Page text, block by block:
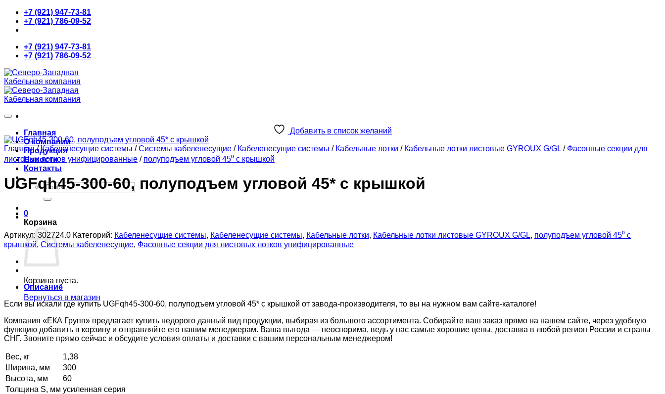
Skip
content
+7 (921) 947-73-81
+7 (921) 786-09-52
+7 (921) 947-73-81
+7 (921) 786-09-52
Главная
О компании
Продукция
Новости
Контакты
Искать:
0
Корзина
Корзина пуста.
Вернуться в магазин
Добавить в список желаний
Главная / Кабеленесущие системы / Системы кабеленесущие / Кабеленесущие системы / Кабельные лотки / Кабельные лотки листовые GYROUX G/GL / Фасонные секции для
листовых лотков унифицированные / полуподъем угловой 45⁰ с крышкой
UGFqh45-300-60, полуподъем угловой 45* с крышкой
Артикул: 302724.0 Категорий: Кабеленесущие системы, Кабеленесущие системы, Кабельные лотки, Кабельные лотки листовые GYROUX G/GL, полуподъем угловой 45⁰ с
крышкой, Системы кабеленесущие, Фасонные секции для листовых лотков унифицированные
Описание
Если вы искали где купить UGFqh45-300-60, полуподъем угловой 45* с крышкой от завода-производителя, то вы на нужном вам сайте-каталоге!
Компания «ЕКА Групп» предлагает купить недорого данный вид продукции, выбирая из большого ассортимента. Собирайте ваш заказ прямо на нашем сайте, через удобную
функцию добавить в корзину и отправляйте его нашим менеджерам. Ваша выгода — неоспорима, ведь у нас самые хорошие цены, доставка в любой регион России и страны
СНГ. Звоните прямо сейчас и обсудите условия оплаты и доставки с вашим персональным менеджером!
Вес, кг
1,38
Ширина, мм
300
Высота, мм
60
Толщина S, мм усиленная серия